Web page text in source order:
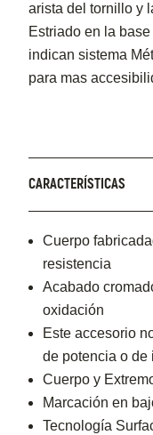
arista del tornillo y
Estriado en la
indican sistema
para mas
CARACTERÍSTICAS
Cuerpo
resistencia
Acabado
oxidación
Este accesorio
de potencia o de
Cuerpo y
Marcación en
Tecnología